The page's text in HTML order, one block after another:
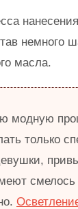
немного
масла.
модную
только
смелось